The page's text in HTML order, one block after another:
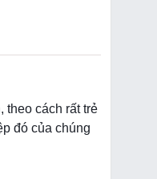
theo cách rất trẻ
đó của chúng